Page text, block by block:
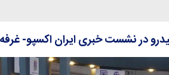
در نشست خبری ایران اکسپو- غرفه